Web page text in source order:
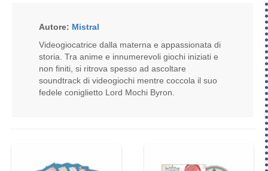
Autore: Mistral
Videogiocatrice dalla materna e appassionata di
storia. Tra anime e innumerevoli giochi iniziati e
non finiti, si ritrova spesso ad ascoltare
soundtrack di videogiochi mentre coccola il suo
fedele coniglietto Lord Mochi Byron.